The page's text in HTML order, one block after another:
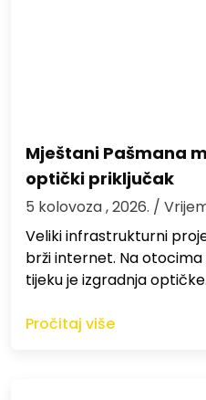
Mještani Pašmana
optički priključak
5 kolovoza , 2026. /
Veliki infrastrukturni
brži internet. Na otocima
tijeku je izgradnja
Pročitaj više